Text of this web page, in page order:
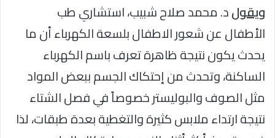
ويقولد. محمد صلاح شبيب، استشاري طب
الأطفال عن شعور الاطفال بلسعة الكهرباء أن ما
يحدث يكون نتيجة ظاهرة تعرف باسم الكهرباء
الساكنة، وتحدث من إحتكاك الجسم ببعض المواد
مثل الصوف والبوليستر خصوصاً في فصل الشتاء
نتيجة ارتداء ملابس كثيرة والتغطية بعدة طبقات، لذا